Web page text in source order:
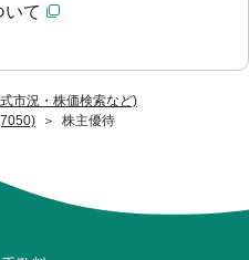
市況・株価検索など)
株主優待
いて